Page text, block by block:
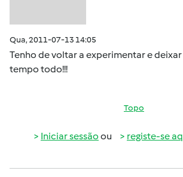
Qua, 2011-07-13 14:05
Tenho de voltar a experimentar e
tempo todo!!!
Topo
Iniciar sessão ou registe-se